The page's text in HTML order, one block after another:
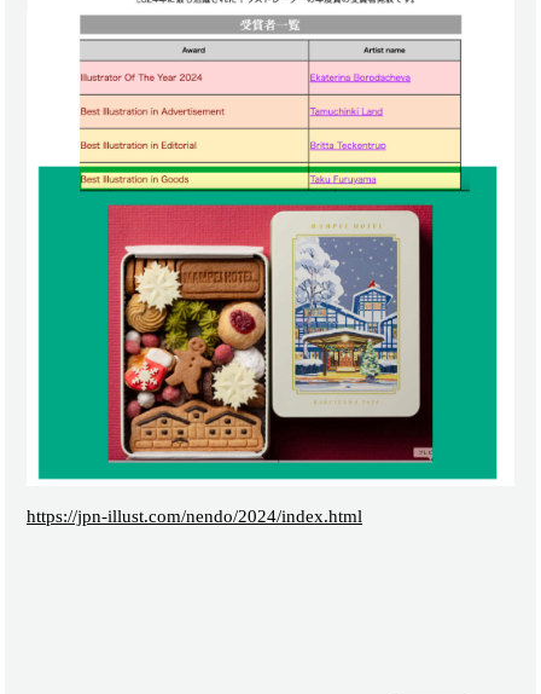
https://jpn-illust.com/nendo/2024/index.html